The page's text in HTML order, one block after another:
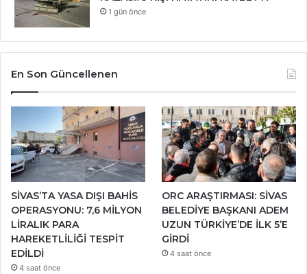
1 gün önce
En Son Güncellenen
SİVAS’TA YASA DIŞI BAHİS
OPERASYONU: 7,6 MİLYON
LİRALIK PARA
HAREKETLİLİĞİ TESPİT
EDİLDİ
4 saat önce
ORC ARAŞTIRMASI: SİVAS
BELEDİYE BAŞKANI ADEM
UZUN TÜRKİYE’DE İLK 5’E
GİRDİ
4 saat önce